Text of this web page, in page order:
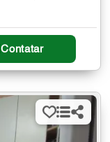
Contatar